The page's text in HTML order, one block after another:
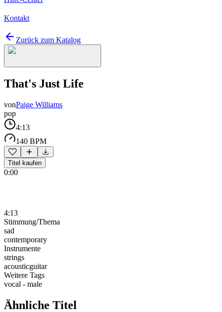
Kontakt
Zurück zum Katalog
That's Just Life
vonPaige Williams
pop
4:13
140 BPM
Titel kaufen
0:00
4:13
Stimmung/Thema
sad
contemporary
Instrumente
strings
acousticguitar
Weitere Tags
vocal - male
Ähnliche Titel